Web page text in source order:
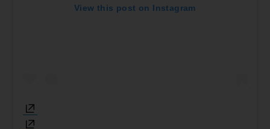
View this post on Instagram